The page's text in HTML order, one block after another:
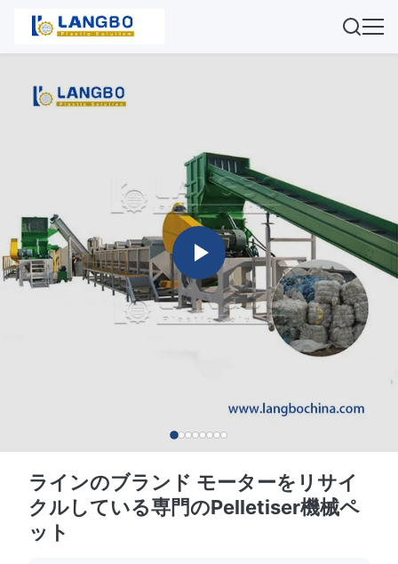
ラインのブランド モーターをリサイ
クルしている専門のPelletiser機械ペ
ット